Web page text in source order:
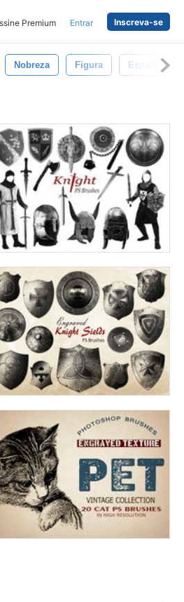
Premium Entrar Inscreva-se
Nobreza Figura Espada